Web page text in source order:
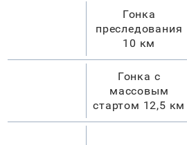
Гонка
преследования
10 км
Гонка с
массовым
стартом 12,5 км